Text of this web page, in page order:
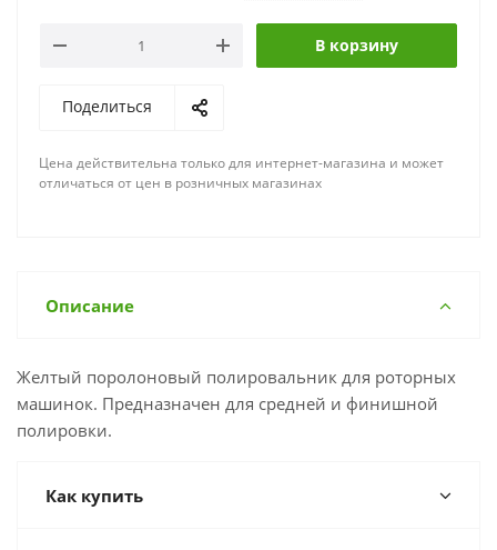
В корзину
Поделиться
Цена действительна только для интернет-магазина и может
отличаться от цен в розничных магазинах
Описание
Желтый поролоновый полировальник для роторных
машинок. Предназначен для средней и финишной
полировки.
Как купить